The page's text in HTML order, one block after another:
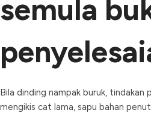
semula
Bila dinding nampak buruk, tindakan
mengikis cat lama, sapu bahan